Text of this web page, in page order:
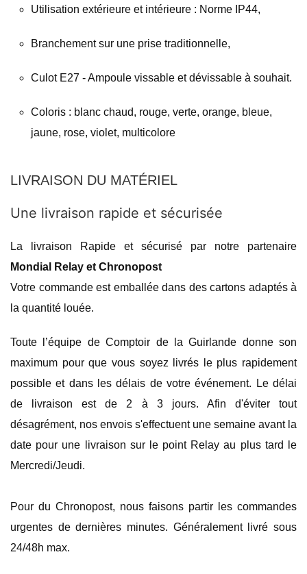
Utilisation extérieure et intérieure : Norme IP44,
Branchement sur une prise traditionnelle,
Culot E27 - Ampoule vissable et dévissable à souhait.
Coloris : blanc chaud, rouge, verte, orange, bleue,
jaune, rose, violet, multicolore
LIVRAISON DU MATÉRIEL
Une livraison rapide et sécurisée
La livraison Rapide et sécurisé par notre partenaire
Mondial Relay et Chronopost
Votre commande est emballée dans des cartons adaptés à
la quantité louée.
Toute l’équipe de Comptoir de la Guirlande donne son
maximum pour que vous soyez livrés le plus rapidement
possible et dans les délais de votre événement. Le délai
de livraison est de 2 à 3 jours. Afin d'éviter tout
désagrément, nos envois s'effectuent une semaine avant la
date pour une livraison sur le point Relay au plus tard le
Mercredi/Jeudi.
Pour du Chronopost, nous faisons partir les commandes
urgentes de dernières minutes. Généralement livré sous
24/48h max.